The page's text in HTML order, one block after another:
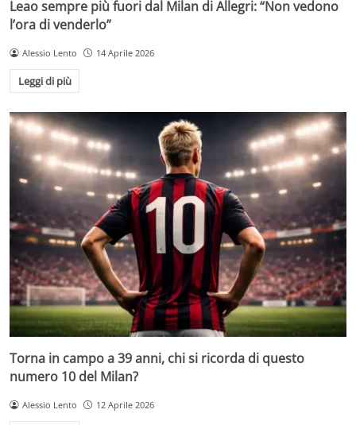
Leao sempre più fuori dal Milan di Allegri: “Non vedono
l’ora di venderlo”
Alessio Lento 14 Aprile 2026
Leggi di più
Torna in campo a 39 anni, chi si ricorda di questo
numero 10 del Milan?
Alessio Lento 12 Aprile 2026